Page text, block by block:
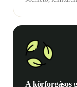
A körforgásos